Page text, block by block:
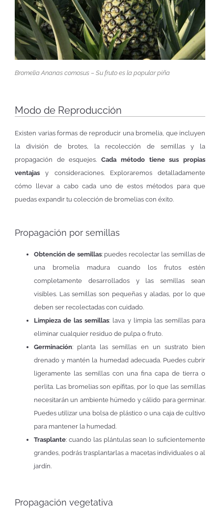
Bromelia Ananas comosus – Su fruto es la popular piña
Modo de Reproducción
Existen varias formas de reproducir una bromelia, que incluyen
la división de brotes, la recolección de semillas y la
propagación de esquejes.Cada método tiene sus propias
ventajas y consideraciones. Exploraremos detalladamente
cómo llevar a cabo cada uno de estos métodos para que
puedas expandir tu colección de bromelias con éxito.
Propagación por semillas
Obtención de semillas: puedes recolectar las semillas de
una bromelia madura cuando los frutos estén
completamente desarrollados y las semillas sean
visibles. Las semillas son pequeñas y aladas, por lo que
deben ser recolectadas con cuidado.
Limpieza de las semillas: lava y limpia las semillas para
eliminar cualquier residuo de pulpa o fruto.
Germinación: planta las semillas en un sustrato bien
drenado y mantén la humedad adecuada. Puedes cubrir
ligeramente las semillas con una fina capa de tierra o
perlita. Las bromelias son epífitas, por lo que las semillas
necesitarán un ambiente húmedo y cálido para germinar.
Puedes utilizar una bolsa de plástico o una caja de cultivo
para mantener la humedad.
Trasplante: cuando las plántulas sean lo suficientemente
grandes, podrás trasplantarlas a macetas individuales o al
jardín.
Propagación vegetativa